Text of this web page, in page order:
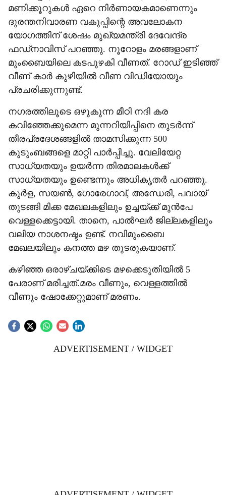
മണിക്കൂറുകള്‍ ഏറെ നിര്‍ണായകമാണെന്നും
ദുരന്തനിവാരണ വകുപ്പിന്റെ അവലോകന
യോഗത്തിന് ശേഷം മുഖ്യമന്ത്രി ദേവേന്ദ്ര
ഫഡ്നാവിസ് പറഞ്ഞു. നൂറോളം മരങ്ങളാണ്
മുംബൈയിലെ കടപുഴകി വീണത്. റോഡ് ഇടിഞ്ഞ്
വീണ് കാര്‍ കുഴിയില്‍ വീണ വിഡിയോയും
പ്രചരിക്കുന്നുണ്ട്.
നഗരത്തിലൂടെ ഒഴുകുന്ന മീഠി നദി കര
കവിഞ്ഞേക്കുമെന്ന മുന്നറിയിപ്പിനെ തുടര്‍ന്ന്
തീരപ്രദേശങ്ങളില്‍ താമസിക്കുന്ന 500
കുടുംബങ്ങളെ മാറ്റി പാര്‍പ്പിച്ചു. വേലിയേറ്റ
സാധ്യതയും ഉയര്‍ന്ന തിരമാലകള്‍ക്ക്
സാധ്യതയും ഉണ്ടെന്നും അധികൃതര്‍ പറഞ്ഞു.
കുര്‍ള, സയണ്‍, ഗോരേഗാവ്, അന്ധേരി, പവായ്
തുടങ്ങി മിക്ക മേഖലകളിലും ഉച്ചയ്ക്ക് മുന്‍പേ
വെള്ളക്കെട്ടായി. താനെ, പാല്‍ഘര്‍ ജില്ലകളിലും
വലിയ നാശനഷ്ടം ഉണ്ട്. നവിമുംബൈ
മേഖലയിലും കനത്ത മഴ തുടരുകയാണ്.
കഴിഞ്ഞ ഒരാഴ്ചയ്ക്കിടെ മഴക്കെടുതിയില്‍ 5
പേരാണ് മരിച്ചത്.മരം വീണും, വെള്ളത്തില്‍
വീണും ഷോക്കേറ്റുമാണ് മരണം.
ADVERTISEMENT / WIDGET